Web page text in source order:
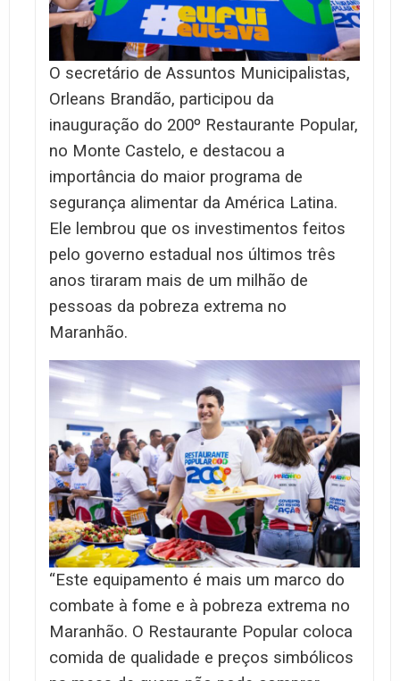
O secretário de Assuntos Municipalistas,
Orleans Brandão, participou da
inauguração do 200º Restaurante Popular,
no Monte Castelo, e destacou a
importância do maior programa de
segurança alimentar da América Latina.
Ele lembrou que os investimentos feitos
pelo governo estadual nos últimos três
anos tiraram mais de um milhão de
pessoas da pobreza extrema no
Maranhão.
“Este equipamento é mais um marco do
combate à fome e à pobreza extrema no
Maranhão. O Restaurante Popular coloca
comida de qualidade e preços simbólicos